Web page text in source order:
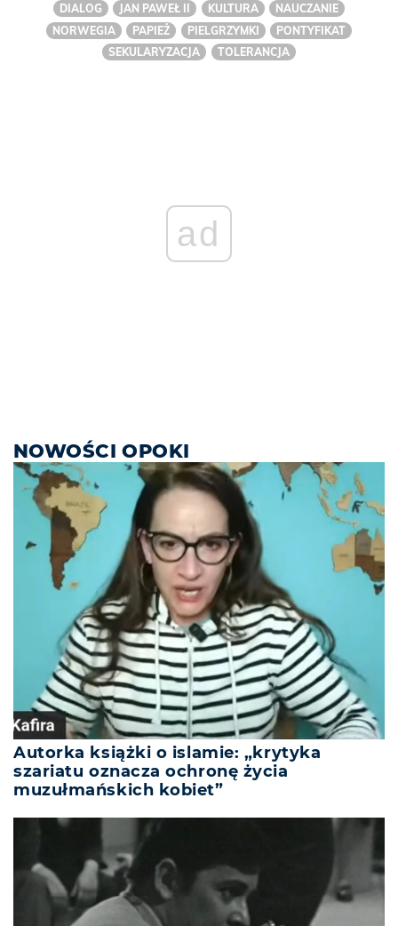
DIALOG JAN PAWEŁ II KULTURA
NAUCZANIE
NORWEGIA
PAPIEŻ PIELGRZYMKI
PONTYFIKAT
SEKULARYZACJA
TOLERANCJA
ad
NOWOŚCI OPOKI
Autorka książki o islamie: „krytyka
szariatu oznacza ochronę życia
muzułmańskich kobiet”